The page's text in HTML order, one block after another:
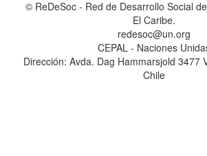
© ReDeSoc - Red de Desarrollo Social
El Caribe.
redesoc@un.org
CEPAL - Naciones
Dirección: Avda. Dag Hammarsjold 3477
Chile